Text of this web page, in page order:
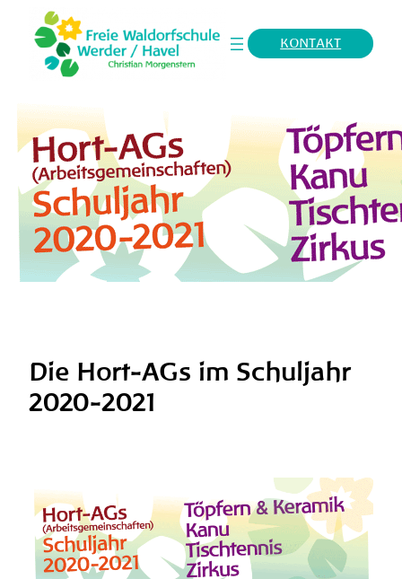
Inhalt
springen
KONTAKT
Die Hort-AGs im Schuljahr
2020-2021